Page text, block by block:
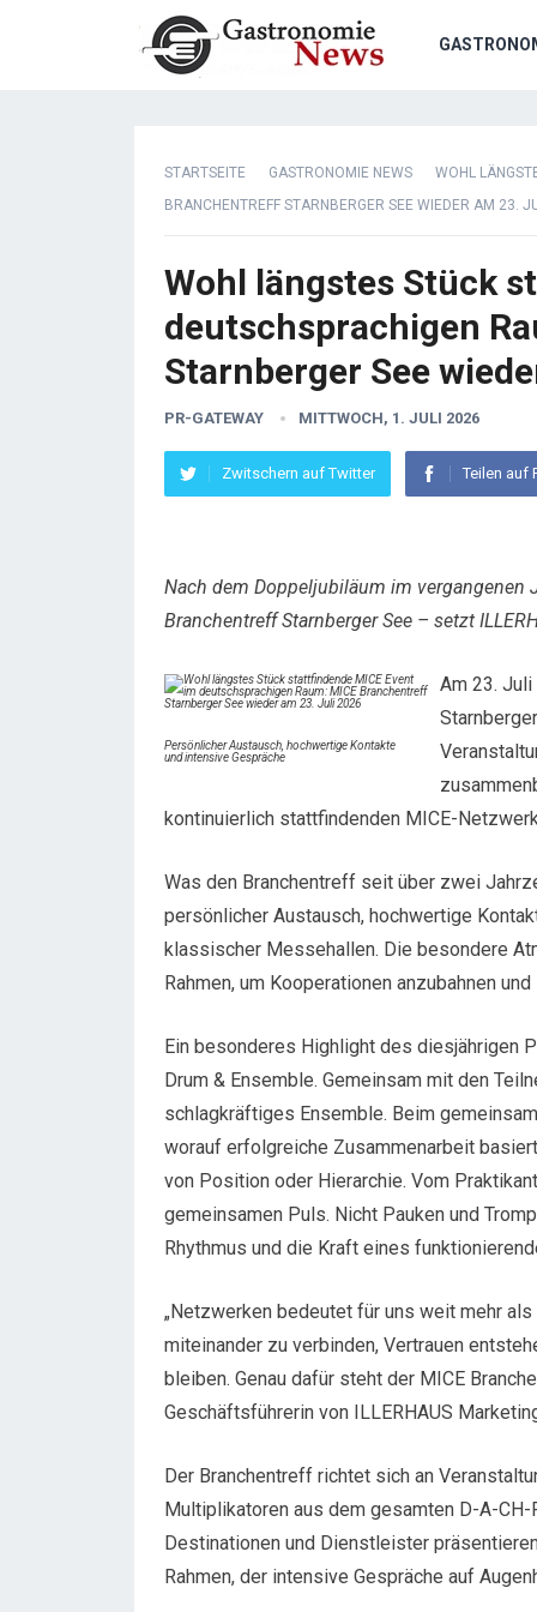
STARTSEITE GASTRONOMIE NEWS
WOHL
BRANCHENTREFF STARNBERGER SEE WIEDER AM 23.
Wohl längstes Stück
deutschsprachigen
Starnberger See
PR-GATEWAY MITTWOCH, 1. JULI 2026
Zwitschern auf Twitter Teilen auf
Nach dem Doppeljubiläum im vergangenen
Branchentreff Starnberger See – setzt
Persönlicher Austausch, hochwertige Kontakte
und intensive Gespräche
Am 23.
kontinuierlich stattfindenden MICE-
Was den Branchentreff seit über zwei
persönlicher Austausch, hochwertige
klassischer Messehallen. Die besondere
Rahmen, um Kooperationen anzubahnen
Ein besonderes Highlight des diesjährigen
Drum & Ensemble. Gemeinsam mit den
schlagkräftiges Ensemble. Beim
worauf erfolgreiche Zusammenarbeit
von Position oder Hierarchie. Vom
gemeinsamen Puls. Nicht Pauken und
Rhythmus und die Kraft eines
„Netzwerken bedeutet für uns weit mehr
miteinander zu verbinden, Vertrauen
bleiben. Genau dafür steht der MICE
Geschäftsführerin von ILLERHAUS
Der Branchentreff richtet sich an
Multiplikatoren aus dem gesamten D-A-
Destinationen und Dienstleister
Rahmen, der intensive Gespräche auf